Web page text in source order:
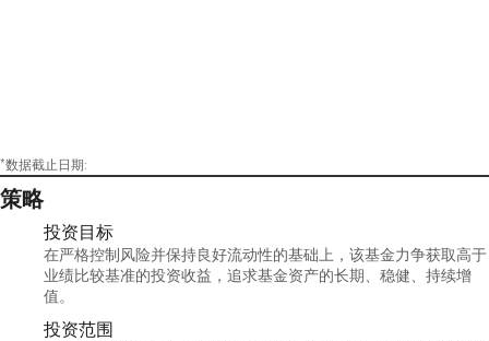
*数据截止日期:
策略
投资目标
在严格控制风险并保持良好流动性的基础上，该基金力争获取高于
业绩比较基准的投资收益，追求基金资产的长期、稳健、持续增
值。
投资范围